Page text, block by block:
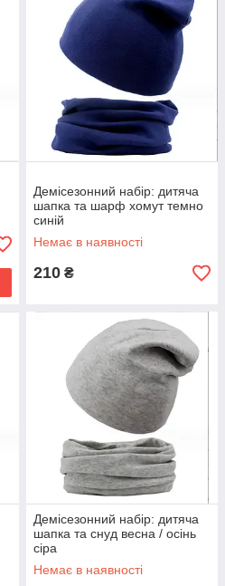
Демісезонний набір: дитяча
шапка та шарф хомут темно
синій
Немає в наявності
210 ₴
Демісезонний набір: дитяча
шапка та снуд весна / осінь
сіра
Немає в наявності